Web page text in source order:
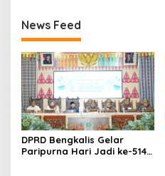
News Feed
DPRD Bengkalis Gelar
Paripurna Hari Jadi ke-514